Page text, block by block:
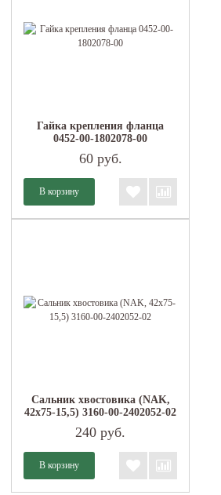
Гайка крепления фланца
0452-00-1802078-00
60 руб.
Сальник хвостовика (NAK,
42х75-15,5) 3160-00-2402052-02
240 руб.